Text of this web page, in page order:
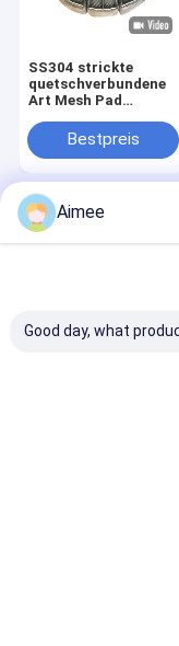
SS304 strickte
quetschverbundene
Art Mesh Pad
für ErdölBestpreis
Startseite
Gestrickter
AnPing ZhaoTong
Aimee
Good day, what